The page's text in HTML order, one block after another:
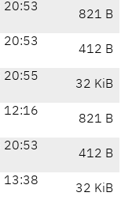
20:53
821 B
20:53
412 B
20:55
32 KiB
12:16
821 B
20:53
412 B
13:38
32 KiB